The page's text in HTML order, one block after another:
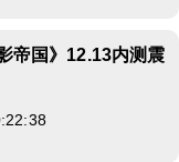
帝国》12.13内测震